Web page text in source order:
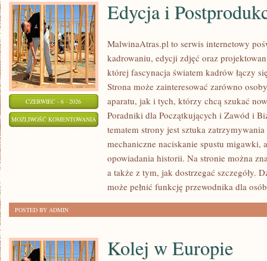
CZERWIEC - 6 - 2026
MOŻLIWOŚĆ KOMENTOWANIA EDYCJA
POSTPRODUKCJA
Edycja i
MalwinaAtras.pl to serwis internetowy
kadrowaniu, edycji zdjęć oraz
której fascynacja światem kadrów łączy
Strona może zainteresować zarówno
aparatu, jak i tych, którzy chcą szukać
Poradniki dla Początkujących i Zawód i
tematem strony jest sztuka
mechaniczne naciskanie spustu migawki,
opowiadania historii. Na stronie można
a także z tym, jak dostrzegać szczegóły.
może pełnić funkcję przewodnika dla
POSTED BY ADMIN
Kolej w Europie